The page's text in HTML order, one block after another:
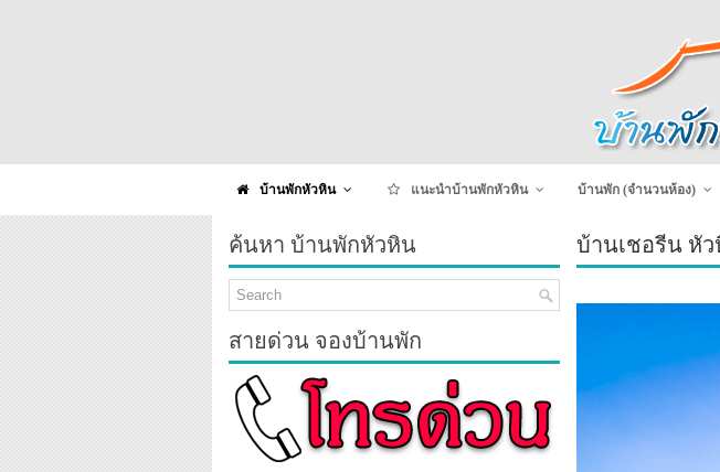
บ้านพักหัวหิน แนะนำบ้านพักหัวหิน บ้านพัก (จำนวนห้อง)
บ้านเชอรีน หั
ค้นหา บ้านพักหัวหิน
สายด่วน จองบ้านพัก